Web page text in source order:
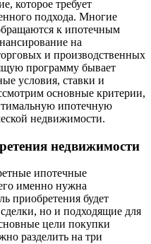
которое требует
подхода. Многие
к ипотечным
на
и производственных
программу бывает
условия, ставки и
основные критерии,
ипотечную
недвижимости.
недвижимости
ипотечные
именно нужна
приобретения будет
но и подходящие для
цели покупки
разделить на три